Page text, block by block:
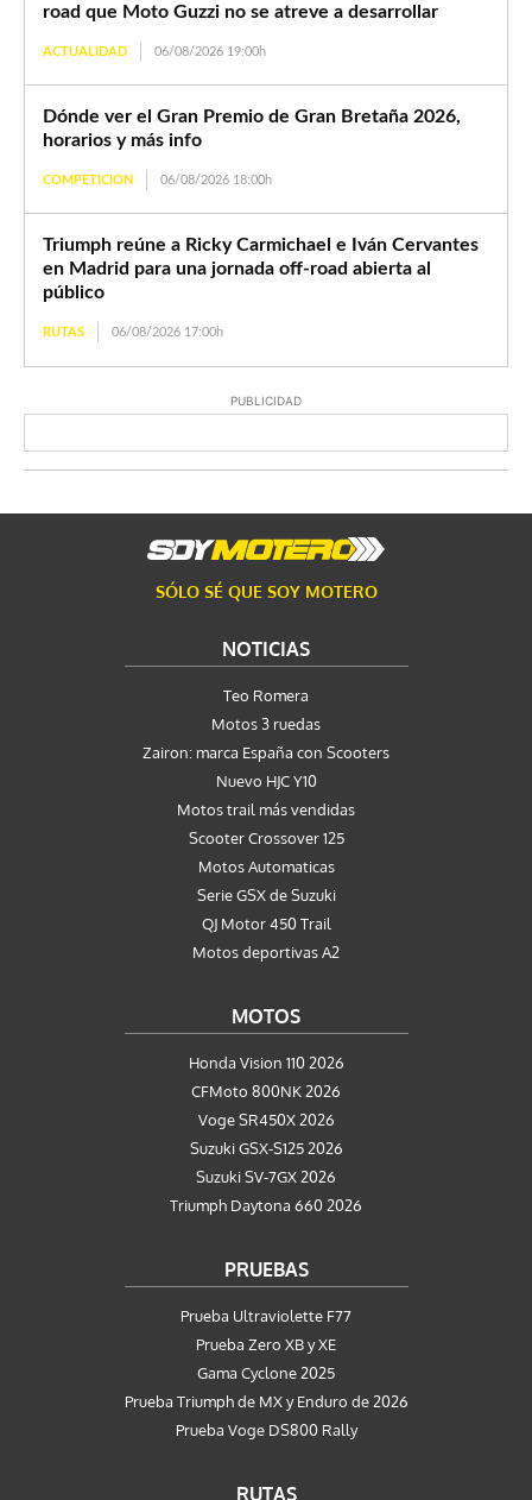
road que Moto Guzzi no se atreve a desarrollar
ACTUALIDAD 06/08/2026 19:00h
Dónde ver el Gran Premio de Gran Bretaña 2026,
horarios y más info
COMPETICION 06/08/2026 18:00h
Triumph reúne a Ricky Carmichael e Iván Cervantes
en Madrid para una jornada off-road abierta al
público
RUTAS 06/08/2026 17:00h
PUBLICIDAD
SÓLO SÉ QUE SOY MOTERO
NOTICIAS
Teo Romera
Motos 3 ruedas
Zairon: marca España con Scooters
Nuevo HJC Y10
Motos trail más vendidas
Scooter Crossover 125
Motos Automaticas
Serie GSX de Suzuki
QJ Motor 450 Trail
Motos deportivas A2
MOTOS
Honda Vision 110 2026
CFMoto 800NK 2026
Voge SR450X 2026
Suzuki GSX-S125 2026
Suzuki SV-7GX 2026
Triumph Daytona 660 2026
PRUEBAS
Prueba Ultraviolette F77
Prueba Zero XB y XE
Gama Cyclone 2025
Prueba Triumph de MX y Enduro de 2026
Prueba Voge DS800 Rally
RUTAS